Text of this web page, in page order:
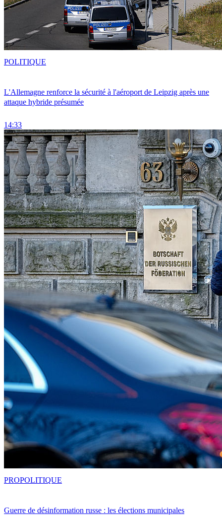
L'Allemagne renforce la sécurité à l'aéroport de Leipzig après une
attaque hybride présumée
14:33
POLITIQUE
Guerre de désinformation russe : les élections municipales
PROPOLITIQUE